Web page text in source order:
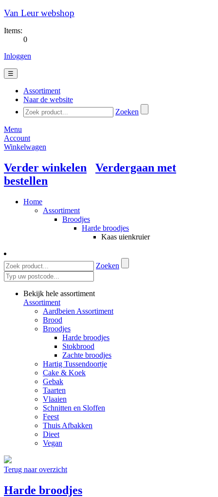
Van Leur webshop
Items:
0
Inloggen
☰
Assortiment
Naar de website
Zoeken
Menu
Account
Winkelwagen
Verder winkelen
Verdergaan met
bestellen
Home
Assortiment
Broodjes
Harde broodjes
Kaas uienkruier
Zoeken
Bekijk hele assortiment
Assortiment
Aardbeien Assortiment
Brood
Broodjes
Harde broodjes
Stokbrood
Zachte broodjes
Hartig Tussendoortje
Cake & Koek
Gebak
Taarten
Vlaaien
Schnitten en Sloffen
Feest
Thuis Afbakken
Dieet
Vegan
Terug naar overzicht
Harde broodjes